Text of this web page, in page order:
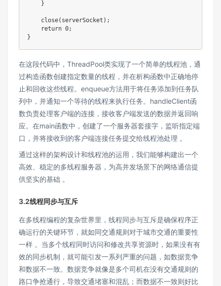
}
close(serverSocket);
return 0;
}
在这段代码中，ThreadPool类实现了一个简单的线程池，通
过构造函数创建指定数量的线程，并在析构函数中正确地停
止和回收这些线程。enqueue方法用于将任务添加到任务队
列中，并通知一个等待的线程来执行任务。handleClient函
数负责处理客户端的连接，接收客户端发送的数据并返回响
应。在main函数中，创建了一个服务器套接字，监听指定端
口，并将接收到的客户端连接任务提交给线程池处理 。
通过这样的架构设计和线程池的运用，我们能够构建出一个
高效、稳定的多线程服务器，为高并发场景下的网络通信提
供坚实的基础 。
3.2线程同步与互斥
在多线程编程的复杂世界里，线程同步与互斥是确保程序正
确运行的关键环节，就如同交通规则对于城市交通的重要性
一样 。当多个线程同时访问和修改共享资源时，如果没有有
效的同步机制，就可能引发一系列严重的问题，如数据竞争
和数据不一致。数据竞争就像是多个司机在没有交通规则的
路口争抢通行，导致交通堵塞和混乱；而数据不一致则好比